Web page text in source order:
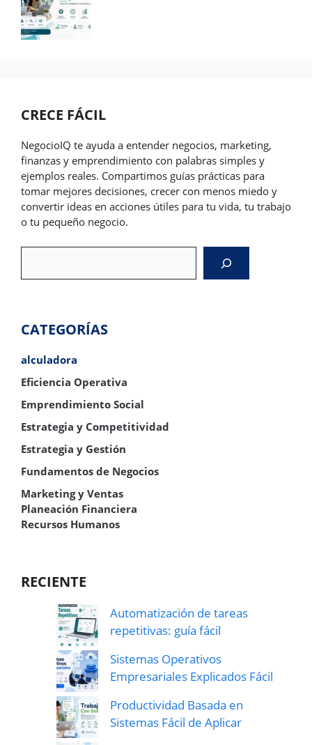
CRECE FÁCIL
NegocioIQ te ayuda a entender negocios, marketing,
finanzas y emprendimiento con palabras simples y
ejemplos reales. Compartimos guías prácticas para
tomar mejores decisiones, crecer con menos miedo y
convertir ideas en acciones útiles para tu vida, tu trabajo
o tu pequeño negocio.
CATEGORÍAS
alculadora
Eficiencia Operativa
Emprendimiento Social
Estrategia y Competitividad
Estrategia y Gestión
Fundamentos de Negocios
Marketing y Ventas
Planeación Financiera
Recursos Humanos
RECIENTE
Automatización de tareas
repetitivas: guía fácil
Sistemas Operativos
Empresariales Explicados Fácil
Productividad Basada en
Sistemas Fácil de Aplicar